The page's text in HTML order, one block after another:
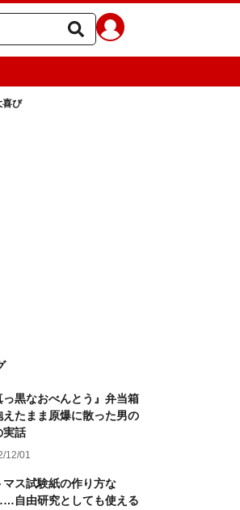
喜び
っ黒なおべんとう』弁当箱
えたまま原爆に散った男の
実話
12/01
マス試験紙の作り方な
自由研究としても使える